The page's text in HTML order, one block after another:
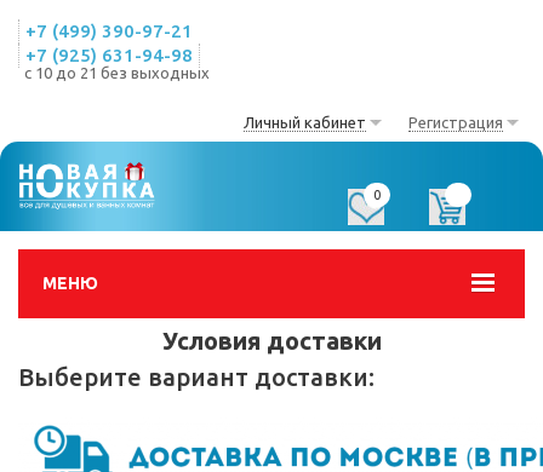
+7 (499) 390-97-21
+7 (925) 631-94-98
с 10 до 21 без выходных
Личный кабинет Регистрация
МЕНЮ
0
Условия доставки
Выберите вариант доставки: